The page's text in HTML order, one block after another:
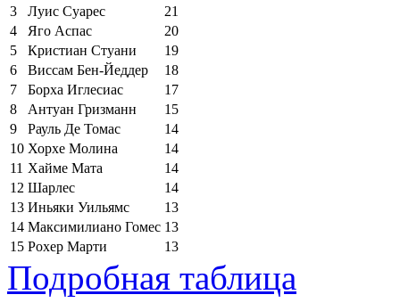
3
Луис Суарес
21
4
Яго Аспас
20
5
Кристиан Стуани
19
6
Виссам Бен-Йеддер
18
7
Борха Иглесиас
17
8
Антуан Гризманн
15
9
Рауль Де Томас
14
10 Хорхе Молина
14
11 Хайме Мата
14
12 Шарлес
14
13 Иньяки Уильямс
13
14 Максимилиано Гомес 13
15 Рохер Марти 13
Подробная таблица